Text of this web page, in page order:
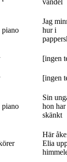
piano
Jag
hur i
[ingen
[ingen
piano
Sin
hon
skänkt
Här
Elia